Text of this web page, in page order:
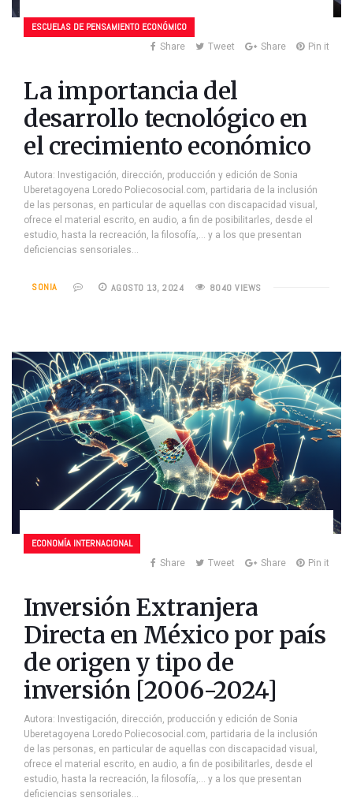
ESCUELAS DE PENSAMIENTO ECONÓMICO
Share Tweet Share Pin it
La importancia del
desarrollo tecnológico en
el crecimiento económico
Autora: Investigación, dirección, producción y edición de Sonia
Uberetagoyena Loredo Poliecosocial.com, partidaria de la inclusión
de las personas, en particular de aquellas con discapacidad visual,
ofrece el material escrito, en audio, a fin de posibilitarles, desde el
estudio, hasta la recreación, la filosofía,… y a los que presentan
deficiencias sensoriales…
SONIA AGOSTO 13, 2024 8040 VIEWS
ECONOMÍA INTERNACIONAL
Share Tweet Share Pin it
Inversión Extranjera
Directa en México por país
de origen y tipo de
inversión [2006-2024]
Autora: Investigación, dirección, producción y edición de Sonia
Uberetagoyena Loredo Poliecosocial.com, partidaria de la inclusión
de las personas, en particular de aquellas con discapacidad visual,
ofrece el material escrito, en audio, a fin de posibilitarles, desde el
estudio, hasta la recreación, la filosofía,… y a los que presentan
deficiencias sensoriales…